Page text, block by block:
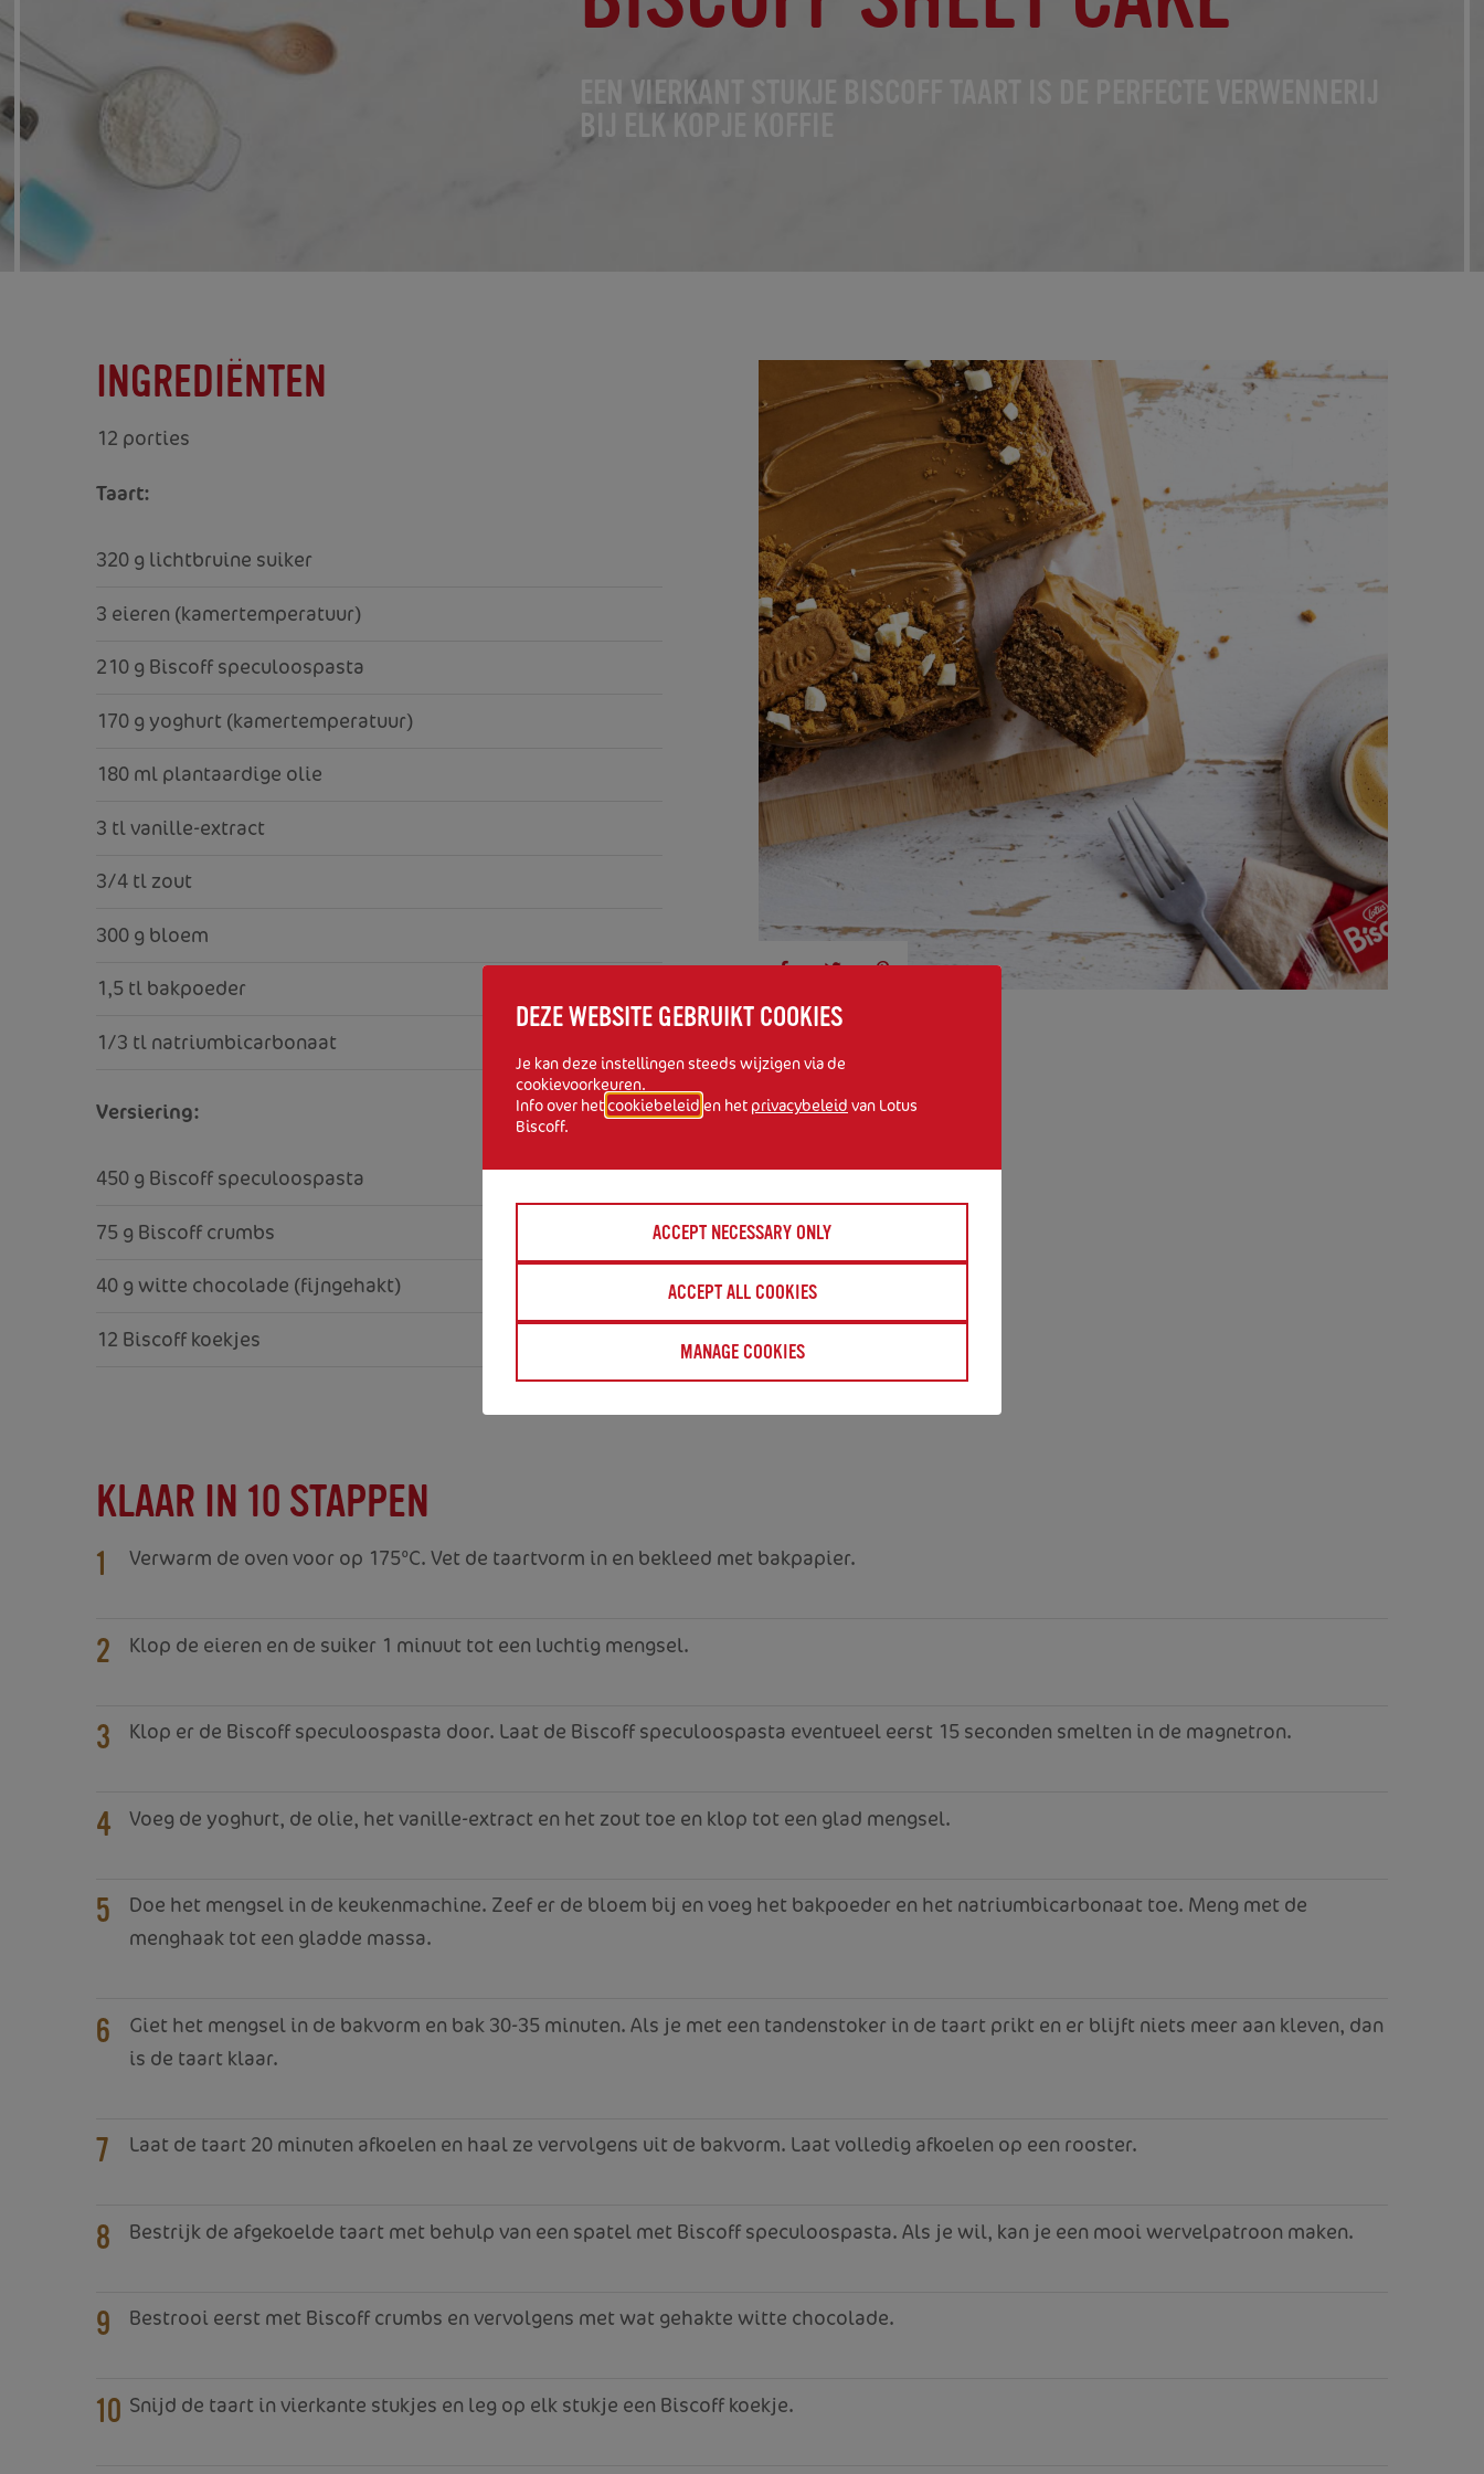
EEN VIERKANT STUKJE BISCOFF TAART IS DE PERFECTE VERWENNERIJ
BIJ ELK KOPJE KOFFIE
INGREDIËNTEN
12 porties
Taart:
320 g lichtbruine suiker
3 eieren (kamertemperatuur)
210 g Biscoff speculoospasta
170 g yoghurt (kamertemperatuur)
180 ml plantaardige olie
3 tl vanille-extract
3/4 tl zout
300 g bloem
1,5 tl bakpoeder
1/3 tl natriumbicarbonaat
Versiering:
450 g Biscoff speculoospasta
75 g Biscoff crumbs
40 g witte chocolade (fijngehakt)
12 Biscoff koekjes
KLAAR IN 10 STAPPEN
1 Verwarm de oven voor op 175°C. Vet de taartvorm in en bekleed met bakpapier.
2 Klop de eieren en de suiker 1 minuut tot een luchtig mengsel.
3 Klop er de Biscoff speculoospasta door. Laat de Biscoff speculoospasta eventueel eerst 15 seconden smelten in de magnetron.
4 Voeg de yoghurt, de olie, het vanille-extract en het zout toe en klop tot een glad mengsel.
5
Doe het mengsel in de keukenmachine. Zeef er de bloem bij en voeg het bakpoeder en het natriumbicarbonaat toe. Meng met de
menghaak tot een gladde massa.
6
Giet het mengsel in de bakvorm en bak 30-35 minuten. Als je met een tandenstoker in de taart prikt en er blijft niets meer aan kleven, dan
is de taart klaar.
7 Laat de taart 20 minuten afkoelen en haal ze vervolgens uit de bakvorm. Laat volledig afkoelen op een rooster.
8 Bestrijk de afgekoelde taart met behulp van een spatel met Biscoff speculoospasta. Als je wil, kan je een mooi wervelpatroon maken.
9 Bestrooi eerst met Biscoff crumbs en vervolgens met wat gehakte witte chocolade.
10 Snijd de taart in vierkante stukjes en leg op elk stukje een Biscoff koekje.
DEZE WEBSITE GEBRUIKT COOKIES
Je kan deze instellingen steeds wijzigen via de
cookievoorkeuren.
Info over hetcookiebeleid en het privacybeleid van Lotus
Biscoff.
ACCEPT NECESSARY ONLY
ACCEPT ALL COOKIES
MANAGE COOKIES